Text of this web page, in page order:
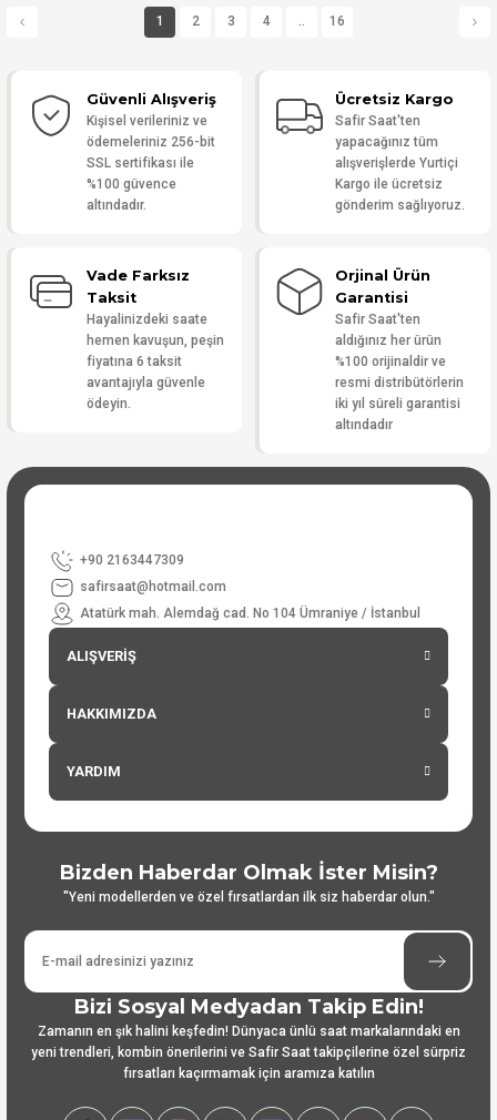
1 2 3 4 .. 16
Güvenli Alışveriş
Kişisel verileriniz ve
ödemeleriniz 256-bit
SSL sertifikası ile
%100 güvence
altındadır.
Ücretsiz Kargo
Safir Saat'ten
yapacağınız tüm
alışverişlerde Yurtiçi
Kargo ile ücretsiz
gönderim sağlıyoruz.
Vade Farksız
Taksit
Hayalinizdeki saate
hemen kavuşun, peşin
fiyatına 6 taksit
avantajıyla güvenle
ödeyin.
Orjinal Ürün
Garantisi
Safir Saat'ten
aldığınız her ürün
%100 orijinaldir ve
resmi distribütörlerin
iki yıl süreli garantisi
altındadır
+90 2163447309
safirsaat@hotmail.com
Atatürk mah. Alemdağ cad. No 104 Ümraniye / İstanbul
ALIŞVERİŞ
HAKKIMIZDA
YARDIM
Bizden Haberdar Olmak İster Misin?
"Yeni modellerden ve özel fırsatlardan ilk siz haberdar olun."
Bizi Sosyal Medyadan Takip Edin!
Zamanın en şık halini keşfedin! Dünyaca ünlü saat markalarındaki en
yeni trendleri, kombin önerilerini ve Safir Saat takipçilerine özel sürpriz
fırsatları kaçırmamak için aramıza katılın